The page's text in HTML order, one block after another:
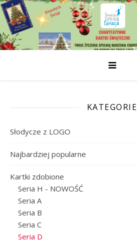
KATEGORIE
Słodycze z LOGO
Najbardziej popularne
Kartki zdobione
Seria H - NOWOŚĆ
Seria A
Seria B
Seria C
Seria D